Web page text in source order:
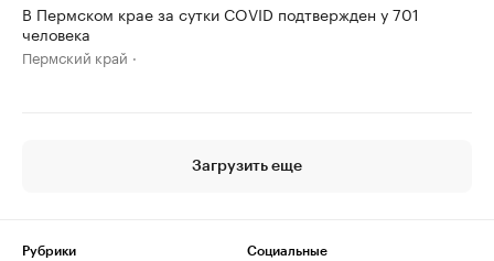
В Пермском крае за сутки COVID подтвержден у 701
человека
Пермский край
Загрузить еще
Рубрики
Социальные